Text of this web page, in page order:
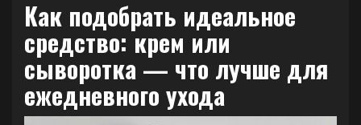
Как подобрать идеальное
средство: крем или
сыворотка — что лучше для
ежедневного ухода